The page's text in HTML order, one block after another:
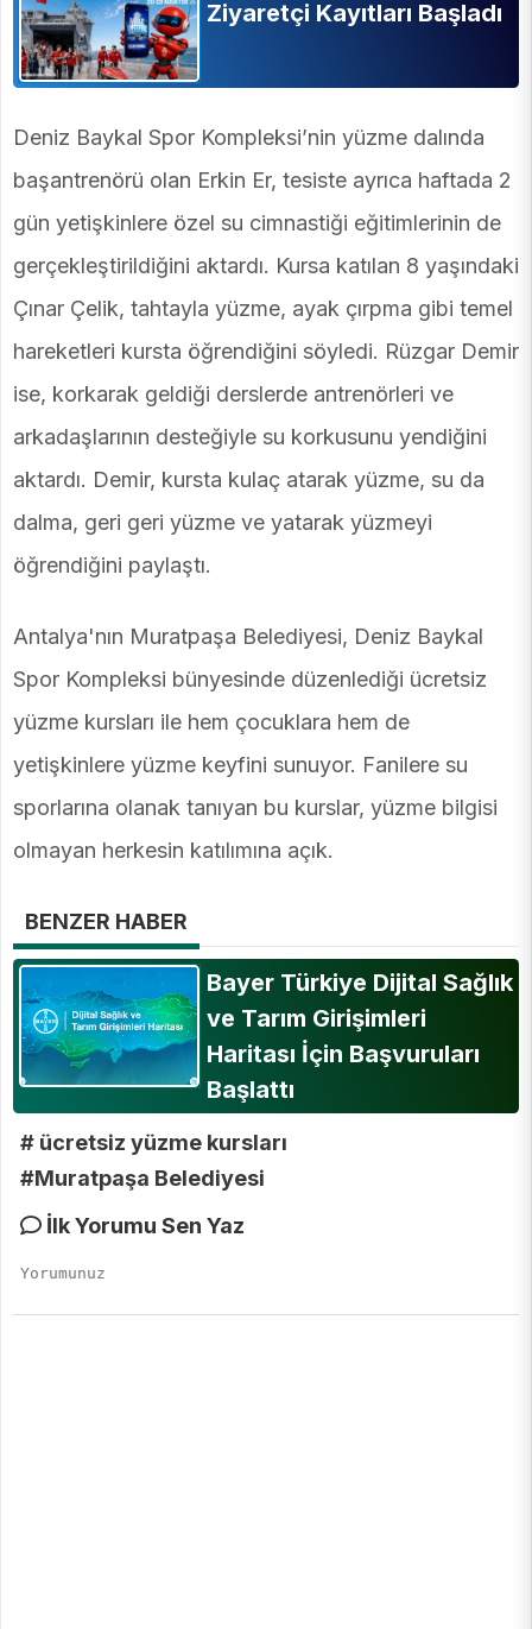
Ziyaretçi Kayıtları Başladı
Deniz Baykal Spor Kompleksi’nin yüzme dalında
başantrenörü olan Erkin Er, tesiste ayrıca haftada 2
gün yetişkinlere özel su cimnastiği eğitimlerinin de
gerçekleştirildiğini aktardı. Kursa katılan 8 yaşındaki
Çınar Çelik, tahtayla yüzme, ayak çırpma gibi temel
hareketleri kursta öğrendiğini söyledi. Rüzgar Demir
ise, korkarak geldiği derslerde antrenörleri ve
arkadaşlarının desteğiyle su korkusunu yendiğini
aktardı. Demir, kursta kulaç atarak yüzme, su da
dalma, geri geri yüzme ve yatarak yüzmeyi
öğrendiğini paylaştı.
Antalya'nın Muratpaşa Belediyesi, Deniz Baykal
Spor Kompleksi bünyesinde düzenlediği ücretsiz
yüzme kursları ile hem çocuklara hem de
yetişkinlere yüzme keyfini sunuyor. Fanilere su
sporlarına olanak tanıyan bu kurslar, yüzme bilgisi
olmayan herkesin katılımına açık.
BENZER HABER
Bayer Türkiye Dijital Sağlık
ve Tarım Girişimleri
Haritası İçin Başvuruları
Başlattı
# ücretsiz yüzme kursları
#Muratpaşa Belediyesi
İlk Yorumu Sen Yaz